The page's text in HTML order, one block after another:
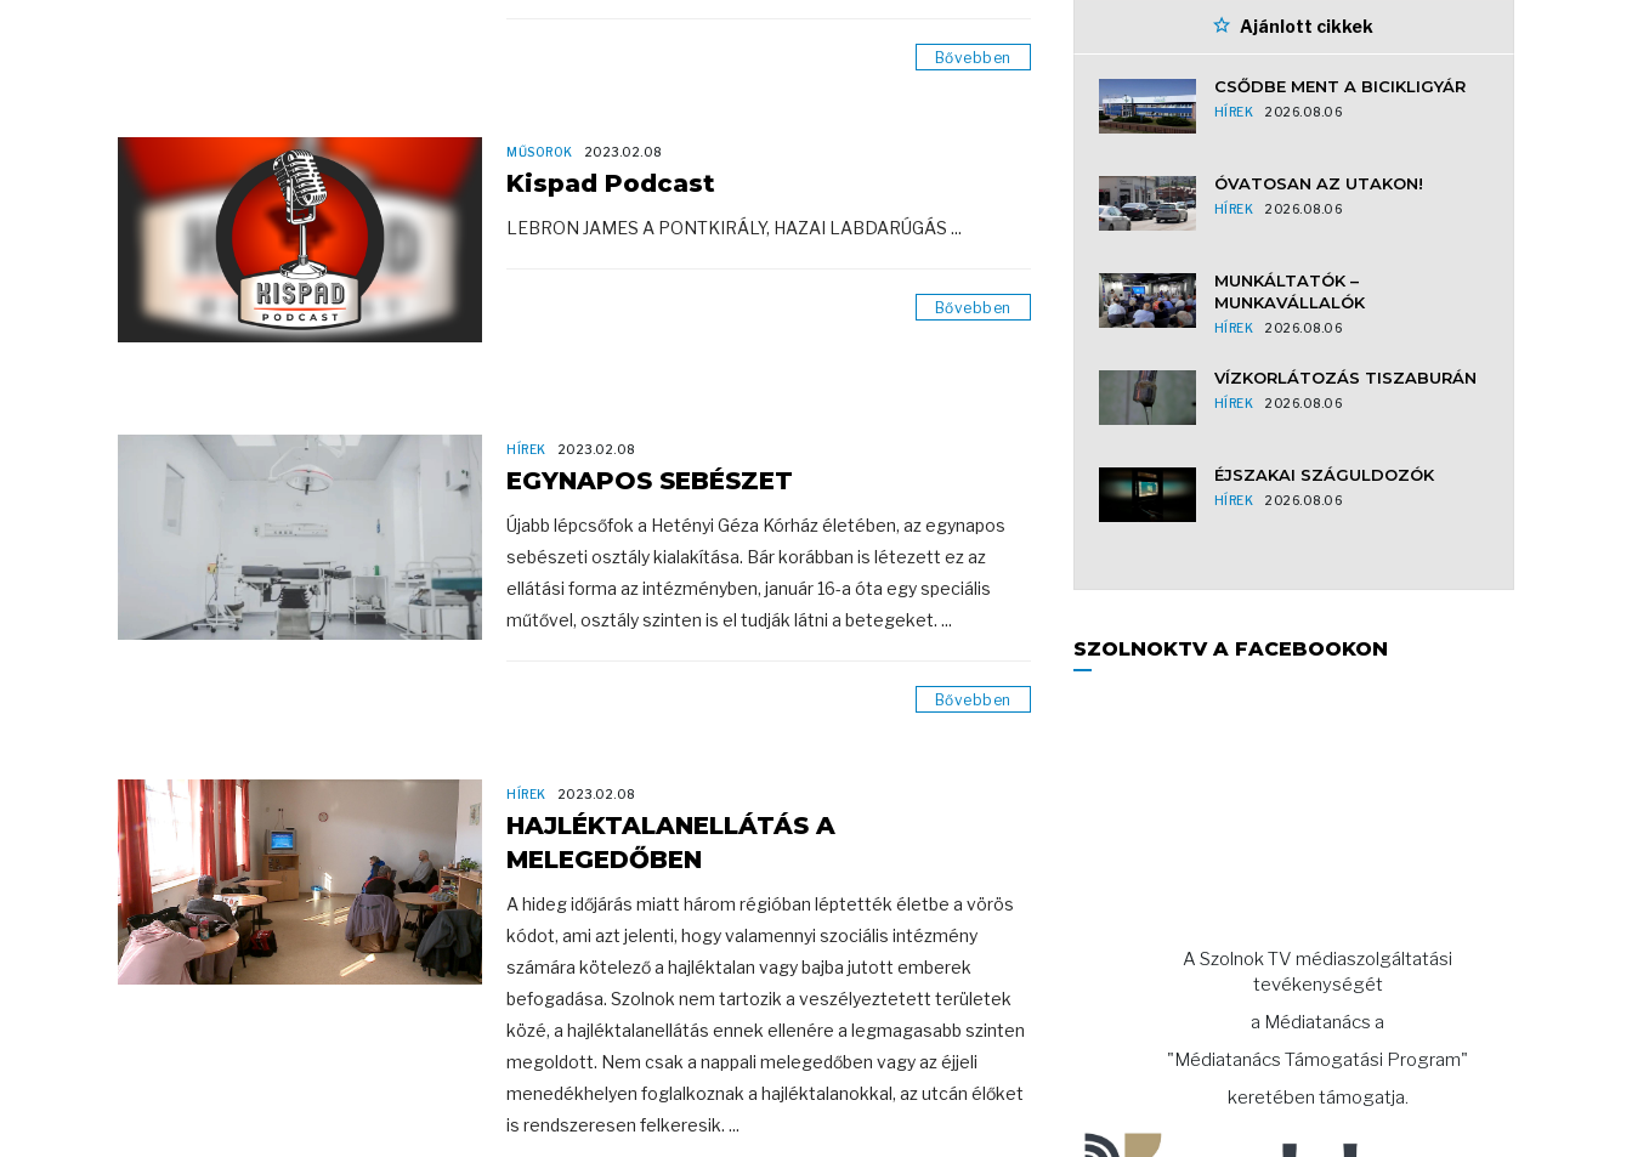
Bővebben
MŰSOROK 2023.02.08
Kispad Podcast
LEBRON JAMES A PONTKIRÁLY, HAZAI LABDARÚGÁS ...
Bővebben
HÍREK 2023.02.08
EGYNAPOS SEBÉSZET
Újabb lépcsőfok a Hetényi Géza Kórház életében, az egynapos
sebészeti osztály kialakítása. Bár korábban is létezett ez az
ellátási forma az intézményben, január 16-a óta egy speciális
műtővel, osztály szinten is el tudják látni a betegeket. ...
Bővebben
HÍREK 2023.02.08
HAJLÉKTALANELLÁTÁS A
MELEGEDŐBEN
A hideg időjárás miatt három régióban léptették életbe a vörös
kódot, ami azt jelenti, hogy valamennyi szociális intézmény
számára kötelező a hajléktalan vagy bajba jutott emberek
befogadása. Szolnok nem tartozik a veszélyeztetett területek
közé, a hajléktalanellátás ennek ellenére a legmagasabb szinten
megoldott. Nem csak a nappali melegedőben vagy az éjjeli
menedékhelyen foglalkoznak a hajléktalanokkal, az utcán élőket
is rendszeresen felkeresik. ...
Ajánlott cikkek
CSŐDBE MENT A BICIKLIGYÁR
HÍREK 2026.08.06
ÓVATOSAN AZ UTAKON!
HÍREK 2026.08.06
MUNKÁLTATÓK –
MUNKAVÁLLALÓK
HÍREK 2026.08.06
VÍZKORLÁTOZÁS TISZABURÁN
HÍREK 2026.08.06
ÉJSZAKAI SZÁGULDOZÓK
HÍREK 2026.08.06
SZOLNOKTV A FACEBOOKON
A Szolnok TV médiaszolgáltatási
tevékenységét
a Médiatanács a
"Médiatanács Támogatási Program"
keretében támogatja.